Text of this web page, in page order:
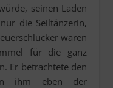
seinen Laden
die Seiltänzerin,
waren
für die ganz
Er betrachtete den
ihm eben der